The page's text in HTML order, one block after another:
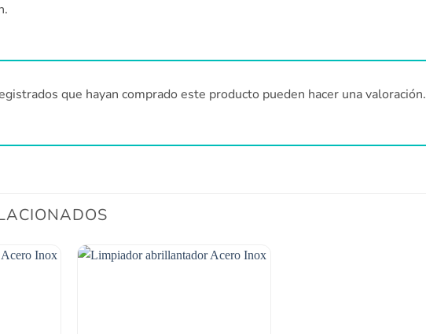
que hayan comprado este producto pueden hacer una valoración.